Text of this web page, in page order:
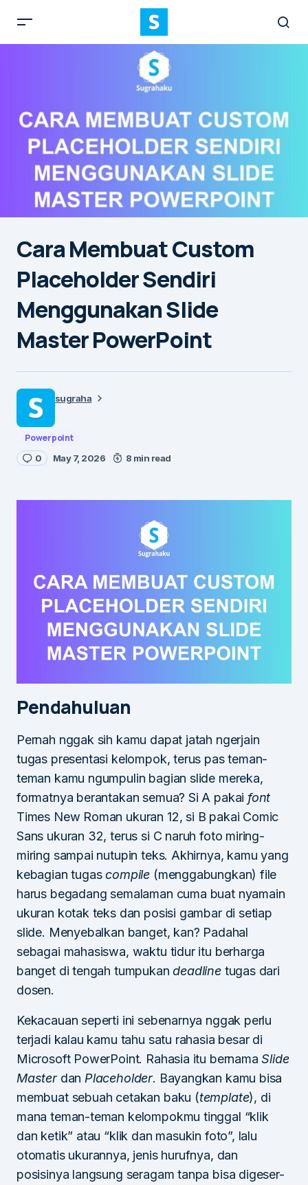
Cara Membuat Custom
Placeholder Sendiri
Menggunakan Slide
Master PowerPoint
sugraha
Powerpoint
0 May 7, 2026 8 min read
Pendahuluan
Pernah nggak sih kamu dapat jatah ngerjain
tugas presentasi kelompok, terus pas teman-
teman kamu ngumpulin bagian slide mereka,
formatnya berantakan semua? Si A pakai font
Times New Roman ukuran 12, si B pakai Comic
Sans ukuran 32, terus si C naruh foto miring-
miring sampai nutupin teks. Akhirnya, kamu yang
kebagian tugascompile (menggabungkan) file
harus begadang semalaman cuma buat nyamain
ukuran kotak teks dan posisi gambar di setiap
slide. Menyebalkan banget, kan? Padahal
sebagai mahasiswa, waktu tidur itu berharga
banget di tengah tumpukandeadlinetugas dari
dosen.
Kekacauan seperti ini sebenarnya nggak perlu
terjadi kalau kamu tahu satu rahasia besar di
Microsoft PowerPoint. Rahasia itu bernamaSlide
Masterdan Placeholder. Bayangkan kamu bisa
membuat sebuah cetakan baku (template), di
mana teman-teman kelompokmu tinggal “klik
dan ketik” atau “klik dan masukin foto”, lalu
otomatis ukurannya, jenis hurufnya, dan
posisinya langsung seragam tanpa bisa digeser-